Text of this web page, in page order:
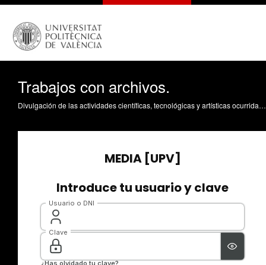
Trabajos con archivos.
Divulgación de las actividades científicas, tecnológicas y artísticas ocurridas en los tres campus de la UPV